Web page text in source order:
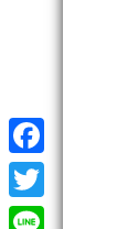
F
a
T